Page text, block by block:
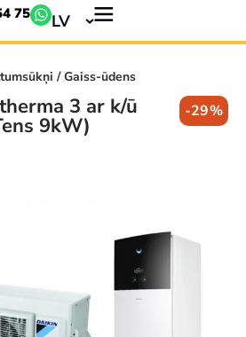
75 LV
/ Gaiss-ūdens
3 ar k/ū
9kW)
-29%